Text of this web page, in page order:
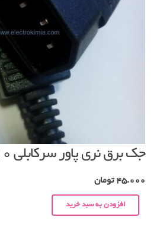
جک برق نری پاور سرکابلی ۱۰آمپر
45.000 تومان
افزودن به سبد خرید